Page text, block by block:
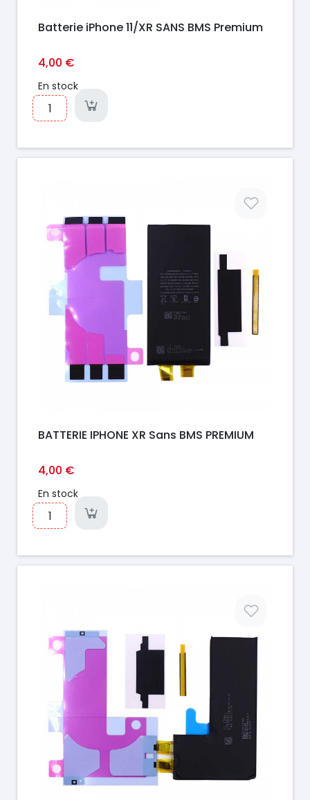
Batterie iPhone 11/XR SANS BMS Premium
4,00 €
En stock
BATTERIE IPHONE XR Sans BMS PREMIUM
4,00 €
En stock